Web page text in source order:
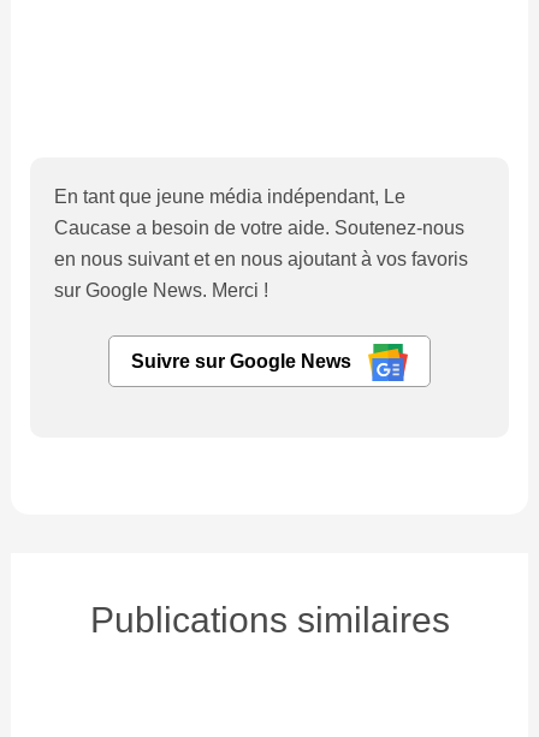
En tant que jeune média indépendant, Le
Caucase a besoin de votre aide. Soutenez-nous
en nous suivant et en nous ajoutant à vos favoris
sur Google News. Merci !
Suivre sur Google News
Publications similaires